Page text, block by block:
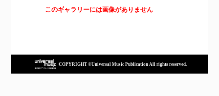
このギャラリーには画像がありません
COPYRIGHT ©Universal Music Publication All rights reserved.